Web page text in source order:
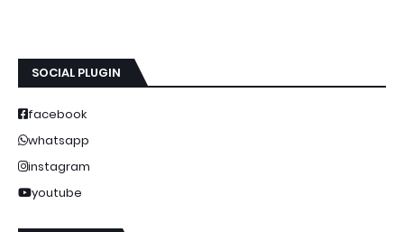
SOCIAL PLUGIN
facebook
whatsapp
instagram
youtube